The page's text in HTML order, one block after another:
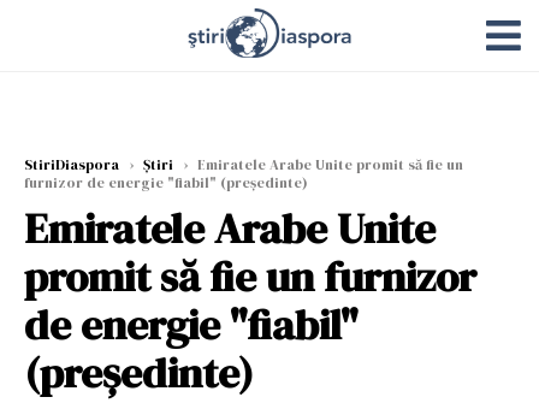
StiriDiaspora › Știri › Emiratele Arabe Unite promit să fie un
furnizor de energie "fiabil" (preşedinte)
Emiratele Arabe Unite
promit să fie un furnizor
de energie "fiabil"
(preşedinte)